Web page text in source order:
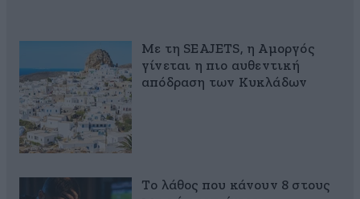
Με τη SEAJETS, η Αμοργός
γίνεται η πιο αυθεντική
απόδραση των Κυκλάδων
Το λάθος που κάνουν 8 στους